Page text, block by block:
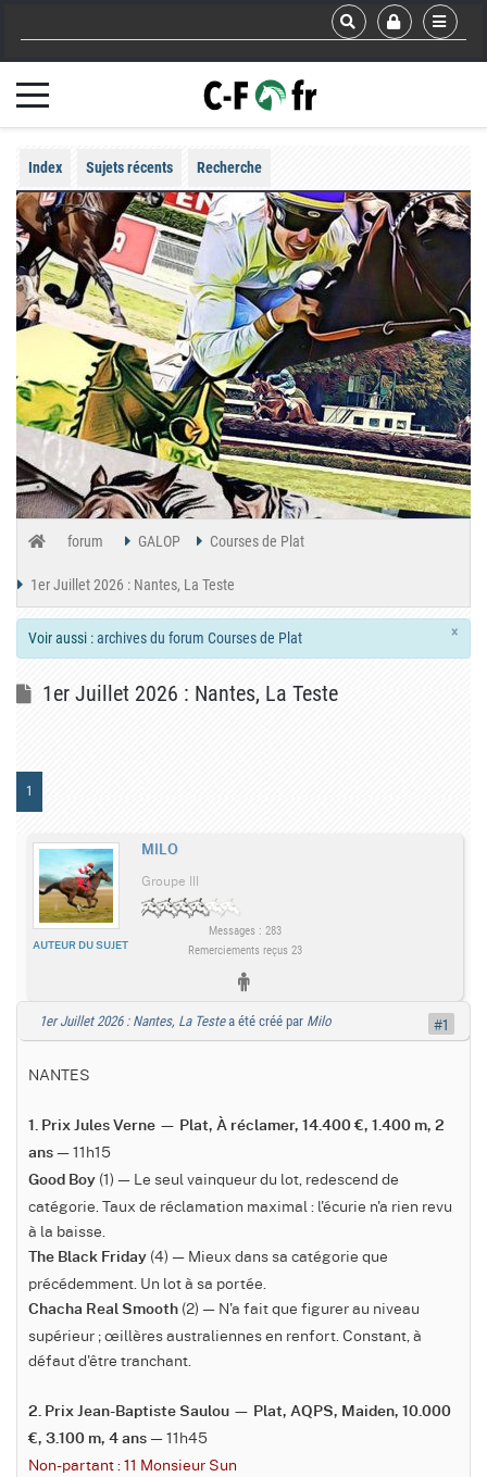
Index Sujets récents Recherche
forum GALOP Courses de Plat
1er Juillet 2026 : Nantes, La Teste
×
Voir aussi :archives du forum Courses de Plat
1er Juillet 2026 : Nantes, La Teste
1
MILO
AUTEUR DU SUJET
Groupe III
Messages : 283
Remerciements reçus 23
1er Juillet 2026 : Nantes, La Testea été créé par Milo
NANTES
1. Prix Jules Verne — Plat, À réclamer, 14.400 €, 1.400 m, 2
ans — 11h15
Good Boy (1) — Le seul vainqueur du lot, redescend de
catégorie. Taux de réclamation maximal : l'écurie n'a rien revu
à la baisse.
The Black Friday (4) — Mieux dans sa catégorie que
précédemment. Un lot à sa portée.
Chacha Real Smooth (2) — N'a fait que figurer au niveau
supérieur ; œillères australiennes en renfort. Constant, à
défaut d'être tranchant.
2. Prix Jean-Baptiste Saulou — Plat, AQPS, Maiden, 10.000
€, 3.100 m, 4 ans — 11h45
Non-partant : 11 Monsieur Sun
#1